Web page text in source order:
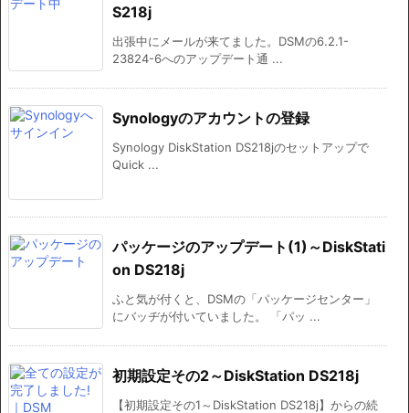
S218j
出張中にメールが来てました。DSMの6.2.1-
23824-6へのアップデート通 ...
Synologyのアカウントの登録
Synology DiskStation DS218jのセットアップで
Quick ...
パッケージのアップデート(1)～DiskStati
on DS218j
ふと気が付くと、DSMの「パッケージセンター」
にバッヂが付いていました。 「パッ ...
初期設定その2～DiskStation DS218j
【初期設定その1～DiskStation DS218j】からの続